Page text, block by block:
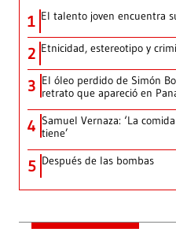
1 El talento joven encuentra
2 Etnicidad, estereotipo y
3 El óleo perdido de Simón
retrato que apareció en
4 Samuel Vernaza: ‘La
tiene’
5 Después de las bombas